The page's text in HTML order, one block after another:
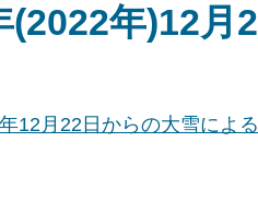
(2022年)12月
12月22日からの大雪によ